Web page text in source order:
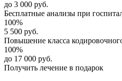
до 3 000 руб.
Бесплатные анализы при
100%
5 500 руб.
Повышение класса
100%
до 17 000 руб.
Получить лечение в подарок